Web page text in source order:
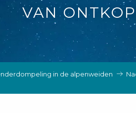
VAN
in de alpenweiden